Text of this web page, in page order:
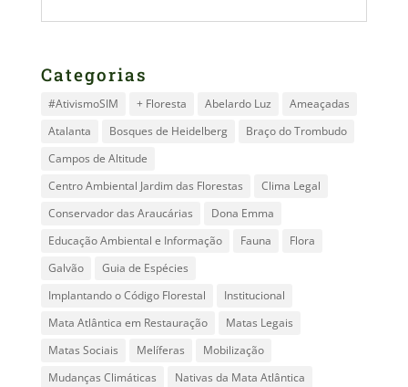
Categorias
#AtivismoSIM + Floresta Abelardo Luz
Ameaçadas
Atalanta
Bosques de Heidelberg
Braço do Trombudo
Campos de Altitude
Centro Ambiental Jardim das Florestas
Clima Legal
Conservador das Araucárias
Dona Emma
Educação Ambiental e Informação
Fauna
Flora
Galvão
Guia de Espécies
Implantando o Código Florestal
Institucional
Mata Atlântica em Restauração
Matas Legais
Matas Sociais
Melíferas
Mobilização
Mudanças Climáticas
Nativas da Mata Atlântica